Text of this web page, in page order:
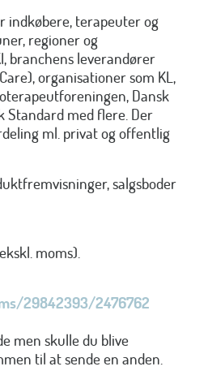
indkøbere, terapeuter og
regioner og
branchens leverandører
organisationer som KL,
Dansk
Standard med flere. Der
ml. privat og offentlig
salgsboder
moms).
29842393/2476762
men skulle du blive
til at sende en anden.